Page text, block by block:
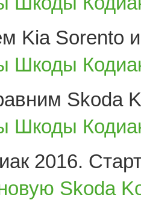
Kia Sorento
Шкоды
Skoda
Шкоды
2016.
Skoda